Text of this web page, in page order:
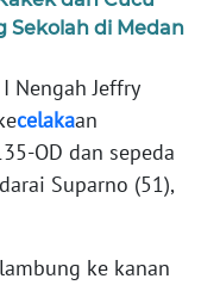
Sekolah di Medan
Nengah Jeffry
celakaan
OD dan sepeda
Suparno (51),
ke kanan